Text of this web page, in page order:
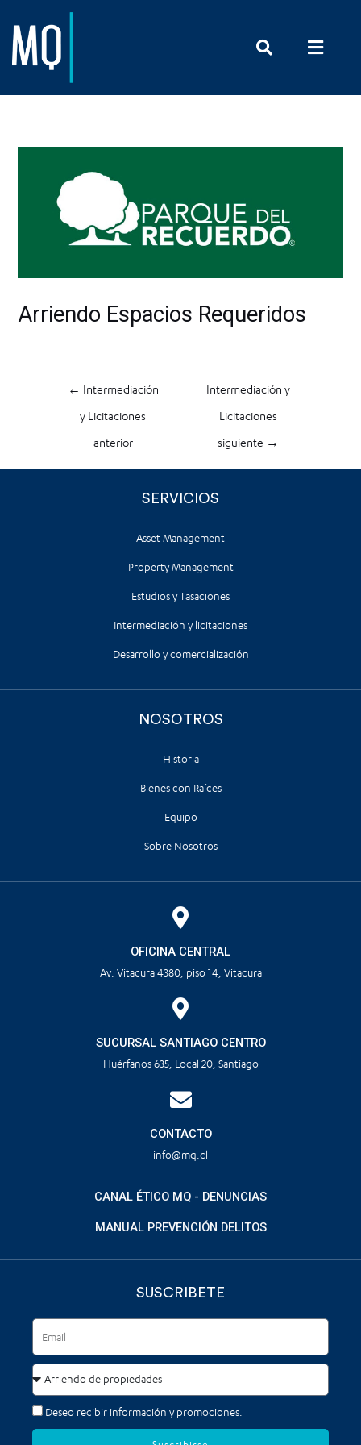
Arriendo Espacios Requeridos
← Intermediación
y Licitaciones
anterior
Intermediación y
Licitaciones
siguiente →
SERVICIOS
Asset Management
Property Management
Estudios y Tasaciones
Intermediación y licitaciones
Desarrollo y comercialización
NOSOTROS
Historia
Bienes con Raíces
Equipo
Sobre Nosotros
OFICINA CENTRAL
Av. Vitacura 4380, piso 14, Vitacura
SUCURSAL SANTIAGO CENTRO
Huérfanos 635, Local 20, Santiago
CONTACTO
info@mq.cl
CANAL ÉTICO MQ - DENUNCIAS
MANUAL PREVENCIÓN DELITOS
SUSCRIBETE
Deseo recibir información y promociones.